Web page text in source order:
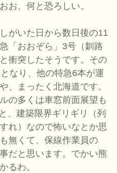
お、何と恐ろしい。
がいた日から数日後の11
「おおぞら」3号（釧路
衝突したそうです。その
なり、他の特急6本が運
、まったく北海道です。
の多くは車窓前面展望も
、建築限界ギリギリ（列
れ）なので怖いなとか思
無くて、保線作業員の
だと思います。でかい熊
るわ。